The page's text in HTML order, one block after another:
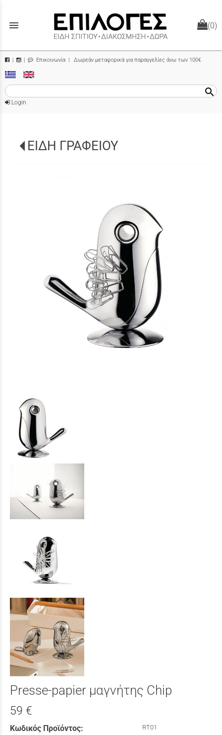
menu (0)
| Επικοινωνία | Δωρεάν μεταφορικά για παραγγελίες άνω των 100€
search
Login
ΕΙΔΗ ΓΡΑΦΕΙΟΥ
Presse-papier μαγνήτης Chip
59 €
Κωδικός Προϊόντος: RT01